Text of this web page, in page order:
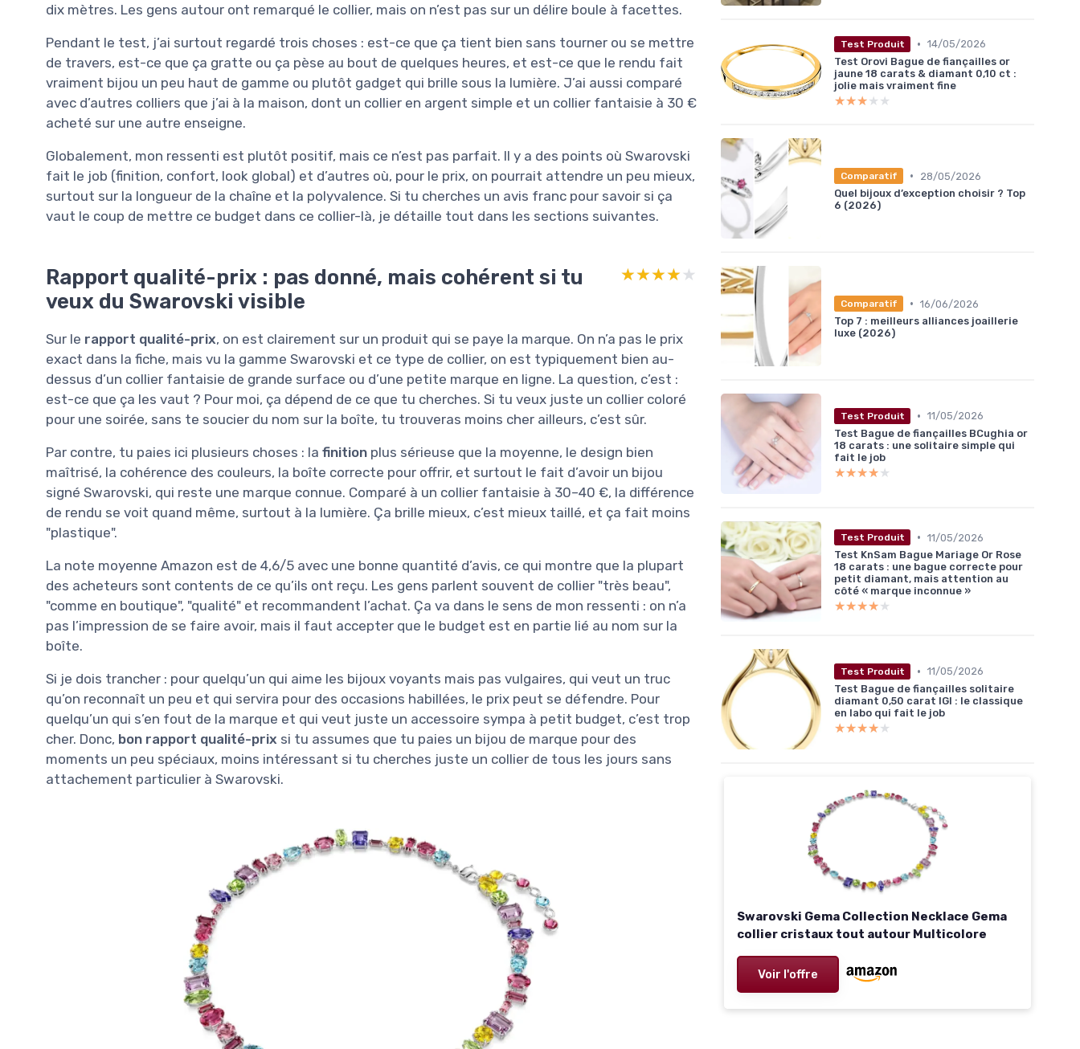
dix mètres. Les gens autour ont remarqué le collier, mais on n’est pas sur un délire boule à facettes.
Pendant le test, j’ai surtout regardé trois choses : est-ce que ça tient bien sans tourner ou se mettre
de travers, est-ce que ça gratte ou ça pèse au bout de quelques heures, et est-ce que le rendu fait
vraiment bijou un peu haut de gamme ou plutôt gadget qui brille sous la lumière. J’ai aussi comparé
avec d’autres colliers que j’ai à la maison, dont un collier en argent simple et un collier fantaisie à 30 €
acheté sur une autre enseigne.
Globalement, mon ressenti est plutôt positif, mais ce n’est pas parfait. Il y a des points où Swarovski
fait le job (finition, confort, look global) et d’autres où, pour le prix, on pourrait attendre un peu mieux,
surtout sur la longueur de la chaîne et la polyvalence. Si tu cherches un avis franc pour savoir si ça
vaut le coup de mettre ce budget dans ce collier-là, je détaille tout dans les sections suivantes.
Rapport qualité-prix : pas donné, mais cohérent si tu
veux du Swarovski visible
★★★★★
★★★★★
Sur le rapport qualité-prix, on est clairement sur un produit qui se paye la marque. On n’a pas le prix
exact dans la fiche, mais vu la gamme Swarovski et ce type de collier, on est typiquement bien au-
dessus d’un collier fantaisie de grande surface ou d’une petite marque en ligne. La question, c’est :
est-ce que ça les vaut ? Pour moi, ça dépend de ce que tu cherches. Si tu veux juste un collier coloré
pour une soirée, sans te soucier du nom sur la boîte, tu trouveras moins cher ailleurs, c’est sûr.
Par contre, tu paies ici plusieurs choses : la finition plus sérieuse que la moyenne, le design bien
maîtrisé, la cohérence des couleurs, la boîte correcte pour offrir, et surtout le fait d’avoir un bijou
signé Swarovski, qui reste une marque connue. Comparé à un collier fantaisie à 30–40 €, la différence
de rendu se voit quand même, surtout à la lumière. Ça brille mieux, c’est mieux taillé, et ça fait moins
"plastique".
La note moyenne Amazon est de 4,6/5 avec une bonne quantité d’avis, ce qui montre que la plupart
des acheteurs sont contents de ce qu’ils ont reçu. Les gens parlent souvent de collier "très beau",
"comme en boutique", "qualité" et recommandent l’achat. Ça va dans le sens de mon ressenti : on n’a
pas l’impression de se faire avoir, mais il faut accepter que le budget est en partie lié au nom sur la
boîte.
Si je dois trancher : pour quelqu’un qui aime les bijoux voyants mais pas vulgaires, qui veut un truc
qu’on reconnaît un peu et qui servira pour des occasions habillées, le prix peut se défendre. Pour
quelqu’un qui s’en fout de la marque et qui veut juste un accessoire sympa à petit budget, c’est trop
cher. Donc, bon rapport qualité-prix si tu assumes que tu paies un bijou de marque pour des
moments un peu spéciaux, moins intéressant si tu cherches juste un collier de tous les jours sans
attachement particulier à Swarovski.
Test Produit • 14/05/2026
Test Orovi Bague de fiançailles or
jaune 18 carats & diamant 0,10 ct :
jolie mais vraiment fine
★★★★★
★★★★★
Comparatif •
28/05/2026
Quel bijoux d’exception choisir ? Top
6 (2026)
Comparatif • 16/06/2026
Top 7 : meilleurs alliances joaillerie
luxe (2026)
Test Produit • 11/05/2026
Test Bague de fiançailles BCughia or
18 carats : une solitaire simple qui
fait le job
★★★★★
★★★★★
Test Produit • 11/05/2026
Test KnSam Bague Mariage Or Rose
18 carats : une bague correcte pour
petit diamant, mais attention au
côté « marque inconnue »
★★★★★
★★★★★
Test Produit • 11/05/2026
Test Bague de fiançailles solitaire
diamant 0,50 carat IGI : le classique
en labo qui fait le job
★★★★★
★★★★★
Swarovski Gema Collection Necklace Gema
collier cristaux tout autour Multicolore
Voir l'offre